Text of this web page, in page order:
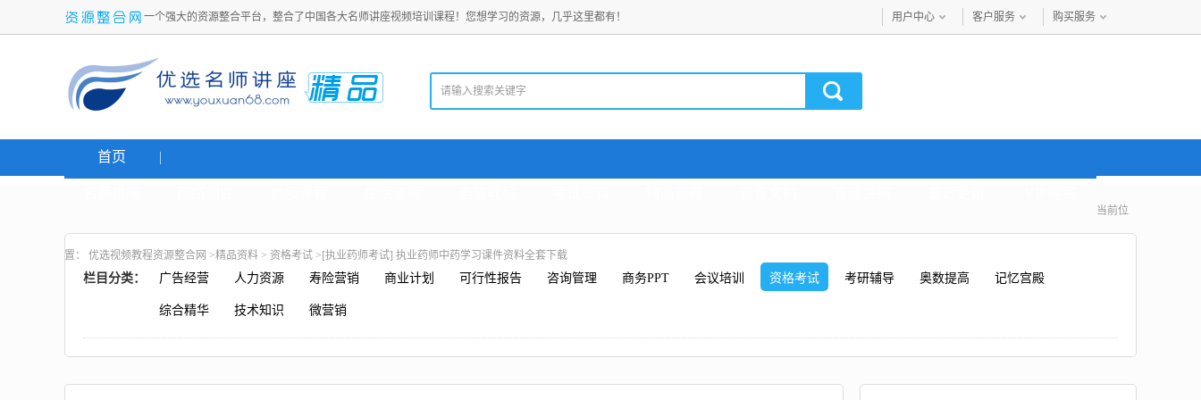
一个强大的资源整合平台，整合了中国各大名师讲座视频培训课程！您想学习的资源，几乎这里都有！ 用户中心 客户服务 购买服务
首页
当前位
置： 优选视频教程资源整合网 >精品资料 > 资格考试 >[执业药师考试] 执业药师中药学习课件资料全套下载
栏目分类： 广告经营 人力资源 寿险营销 商业计划 可行性报告 咨询管理 商务PPT 会议培训 资格考试 考研辅导 奥数提高 记忆宫殿
综合精华 技术知识 微营销